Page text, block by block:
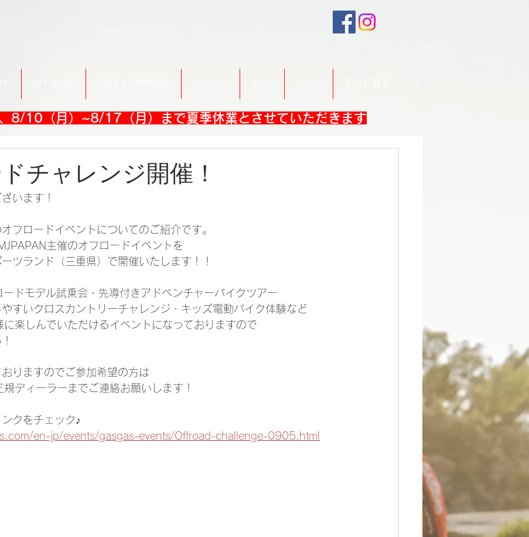
8/10（月）~8/17（月）まで夏季休業とさせていただきます
チャレンジ開催！
います！
フロードイベントについてのご紹介です。
主催のオフロードイベントを
ツランド（三重県）で開催いたします！！
ドモデル試乗会・先導付きアドベンチャーバイクツアー
すいクロスカントリーチャレンジ・キッズ電動バイク体験など
に楽しんでいただけるイベントになっておりますので
りますのでご参加希望の方は
ディーラーまでご連絡お願いします！
クをチェック♪
en-jp/events/gasgas-events/Offroad-challenge-0905.html